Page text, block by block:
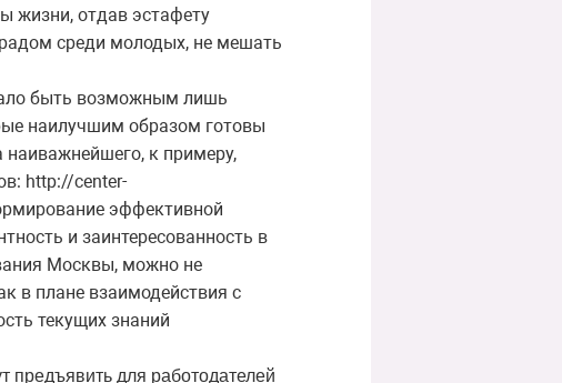
жизни, отдав эстафету
среди молодых, не мешать
быть возможным лишь
наилучшим образом готовы
наиважнейшего, к примеру,
http://center-
эффективной
и заинтересованность в
Москвы, можно не
в плане взаимодействия с
текущих знаний
предъявить для работодателей